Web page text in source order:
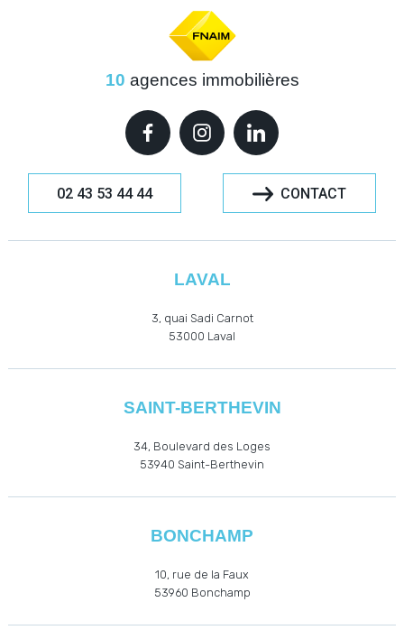
10 agences immobilières
02 43 53 44 44 CONTACT
LAVAL
3, quai Sadi Carnot
53000 Laval
SAINT-BERTHEVIN
34, Boulevard des Loges
53940 Saint-Berthevin
BONCHAMP
10, rue de la Faux
53960 Bonchamp